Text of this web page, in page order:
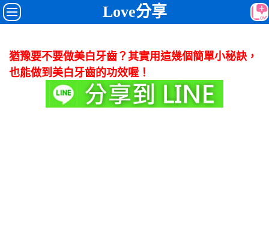
Love分享
猶豫要不要做美白牙齒？其實用這幾個簡單小秘訣，
也能做到美白牙齒的功效喔！